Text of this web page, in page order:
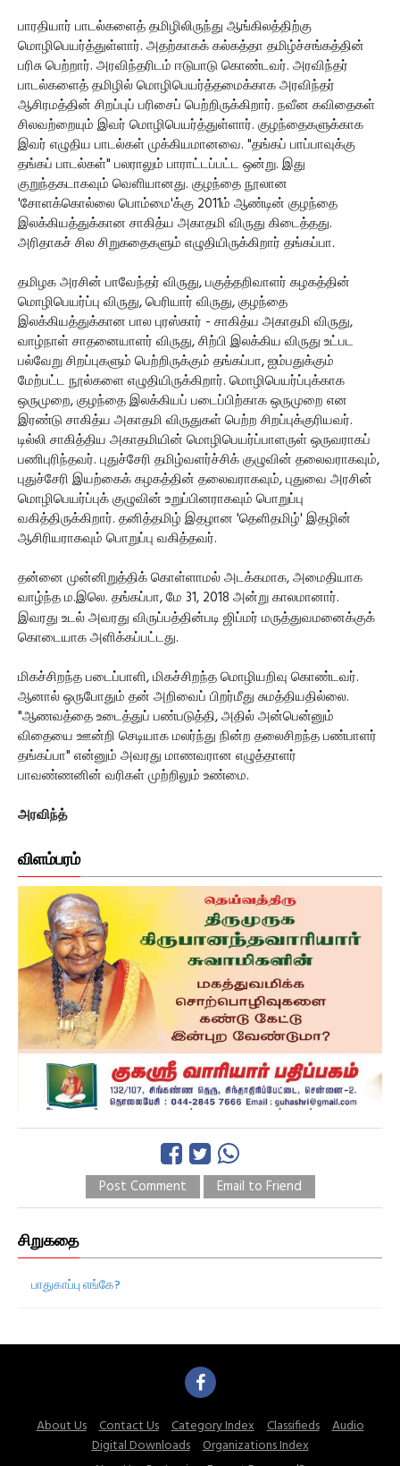
பாரதியார் பாடல்களைத் தமிழிலிருந்து ஆங்கிலத்திற்கு
மொழிபெயர்த்துள்ளார். அதற்காகக் கல்கத்தா தமிழ்ச்சங்கத்தின்
பரிசு பெற்றார். அரவிந்தரிடம் ஈடுபாடு கொண்டவர். அரவிந்தர்
பாடல்களைத் தமிழில் மொழிபெயர்த்தமைக்காக அரவிந்தர்
ஆசிரமத்தின் சிறப்புப் பரிசைப் பெற்றிருக்கிறார். நவீன கவிதைகள்
சிலவற்றையும் இவர் மொழிபெயர்த்துள்ளார். குழந்தைகளுக்காக
இவர் எழுதிய பாடல்கள் முக்கியமானவை. "தங்கப் பாப்பாவுக்கு
தங்கப் பாடல்கள்" பலராலும் பாராட்டப்பட்ட ஒன்று. இது
குறுந்தகடாகவும் வெளியானது. குழந்தை நூலான
'சோளக்கொல்லை பொம்மை'க்கு 2011ம் ஆண்டின் குழந்தை
இலக்கியத்துக்கான சாகித்ய அகாதமி விருது கிடைத்தது.
அரிதாகச் சில சிறுகதைகளும் எழுதியிருக்கிறார் தங்கப்பா.
தமிழக அரசின் பாவேந்தர் விருது, பகுத்தறிவாளர் கழகத்தின்
மொழிபெயர்ப்பு விருது, பெரியார் விருது, குழந்தை
இலக்கியத்துக்கான பால புரஸ்கார் - சாகித்ய அகாதமி விருது,
வாழ்நாள் சாதனையாளர் விருது, சிற்பி இலக்கிய விருது உட்பட
பல்வேறு சிறப்புகளும் பெற்றிருக்கும் தங்கப்பா, ஐம்பதுக்கும்
மேற்பட்ட நூல்களை எழுதியிருக்கிறார். மொழிபெயர்ப்புக்காக
ஒருமுறை, குழந்தை இலக்கியப் படைப்பிற்காக ஒருமுறை என
இரண்டு சாகித்ய அகாதமி விருதுகள் பெற்ற சிறப்புக்குரியவர்.
டில்லி சாகித்திய அகாதமியின் மொழிபெயர்ப்பாளருள் ஒருவராகப்
பணிபுரிந்தவர். புதுச்சேரி தமிழ்வளர்ச்சிக் குழுவின் தலைவராகவும்,
புதுச்சேரி இயற்கைக் கழகத்தின் தலைவராகவும், புதுவை அரசின்
மொழிபெயர்ப்புக் குழுவின் உறுப்பினராகவும் பொறுப்பு
வகித்திருக்கிறார். தனித்தமிழ் இதழான 'தெளிதமிழ்' இதழின்
ஆசிரியராகவும் பொறுப்பு வகித்தவர்.
தன்னை முன்னிறுத்திக் கொள்ளாமல் அடக்கமாக, அமைதியாக
வாழ்ந்த ம.இலெ. தங்கப்பா, மே 31, 2018 அன்று காலமானார்.
இவரது உடல் அவரது விருப்பத்தின்படி ஜிப்மர் மருத்துவமனைக்குக்
கொடையாக அளிக்கப்பட்டது.
மிகச்சிறந்த படைப்பாளி, மிகச்சிறந்த மொழியறிவு கொண்டவர்.
ஆனால் ஒருபோதும் தன் அறிவைப் பிறர்மீது சுமத்தியதில்லை.
"ஆணவத்தை உடைத்துப் பண்படுத்தி, அதில் அன்பென்னும்
விதையை ஊன்றி செடியாக மலர்ந்து நின்ற தலைசிறந்த பண்பாளர்
தங்கப்பா" என்னும் அவரது மாணவரான எழுத்தாளர்
பாவண்ணனின் வரிகள் முற்றிலும் உண்மை.
அரவிந்த்
விளம்பரம்
Post Comment Email to Friend
சிறுகதை
பாதுகாப்பு எங்கே?
About Us Contact Us Category Index Classifieds
Audio
Digital Downloads
Organizations Index